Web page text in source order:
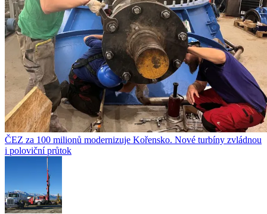
ČEZ za 100 milionů modernizuje Kořensko. Nové turbíny zvládnou
i poloviční průtok